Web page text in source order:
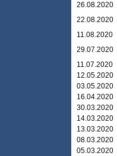
26.08.2020
22.08.2020
11.08.2020
29.07.2020
11.07.2020
12.05.2020
03.05.2020
16.04.2020
30.03.2020
14.03.2020
13.03.2020
08.03.2020
05.03.2020